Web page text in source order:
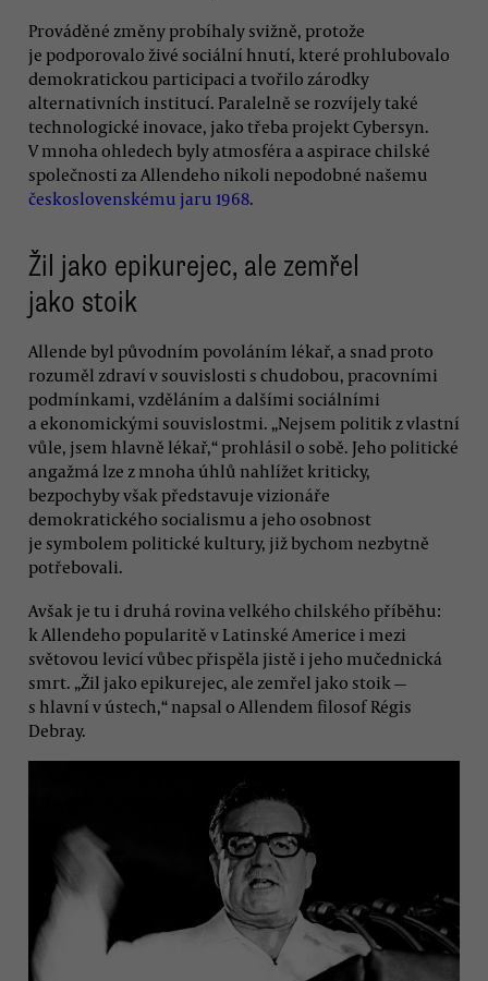
Prováděné změny probíhaly svižně, protože
je podporovalo živé sociální hnutí, které prohlubovalo
demokratickou participaci a tvořilo zárodky
alternativních institucí. Paralelně se rozvíjely také
technologické inovace, jako třeba projekt Cybersyn.
V mnoha ohledech byly atmosféra a aspirace chilské
společnosti za Allendeho nikoli nepodobné našemu
československému jaru 1968.
Žil jako epikurejec, ale zemřel
jako stoik
Allende byl původním povoláním lékař, a snad proto
rozuměl zdraví v souvislosti s chudobou, pracovními
podmínkami, vzděláním a dalšími sociálními
a ekonomickými souvislostmi. „Nejsem politik z vlastní
vůle, jsem hlavně lékař,“ prohlásil o sobě. Jeho politické
angažmá lze z mnoha úhlů nahlížet kriticky,
bezpochyby však představuje vizionáře
demokratického socialismu a jeho osobnost
je symbolem politické kultury, již bychom nezbytně
potřebovali.
Avšak je tu i druhá rovina velkého chilského příběhu:
k Allendeho popularitě v Latinské Americe i mezi
světovou levicí vůbec přispěla jistě i jeho mučednická
smrt. „Žil jako epikurejec, ale zemřel jako stoik —
s hlavní v ústech,“ napsal o Allendem filosof Régis
Debray.